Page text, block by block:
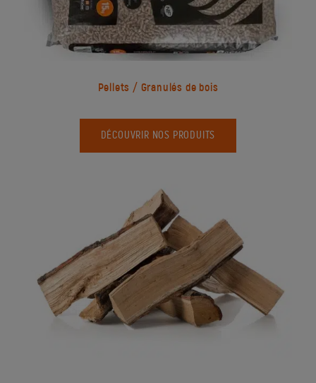
Pellets / Granulés de bois
DÉCOUVRIR NOS PRODUITS